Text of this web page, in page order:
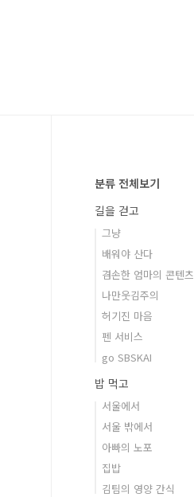
분류 전체보기
길을 걷고
그냥
배워야 산다
겸손한 엄마의 콘텐츠
나만웃김주의
허기진 마음
펜 서비스
go SBSKAI
밥 먹고
서울에서
서울 밖에서
아빠의 노포
집밥
김팀의 영양 간식